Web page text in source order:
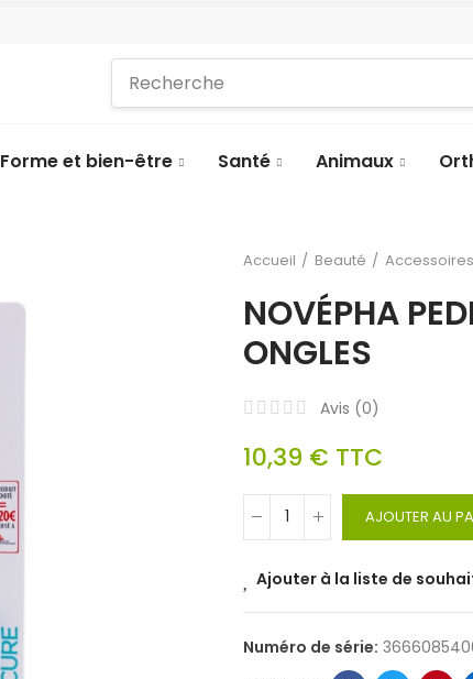
Forme et bien-être Santé Animaux
Accueil Beauté Accessoires
NOVÉPHA
ONGLES
Avis (0)
10,39 € TTC
AJOUTER AU
Ajouter à la liste de
Numéro de série: